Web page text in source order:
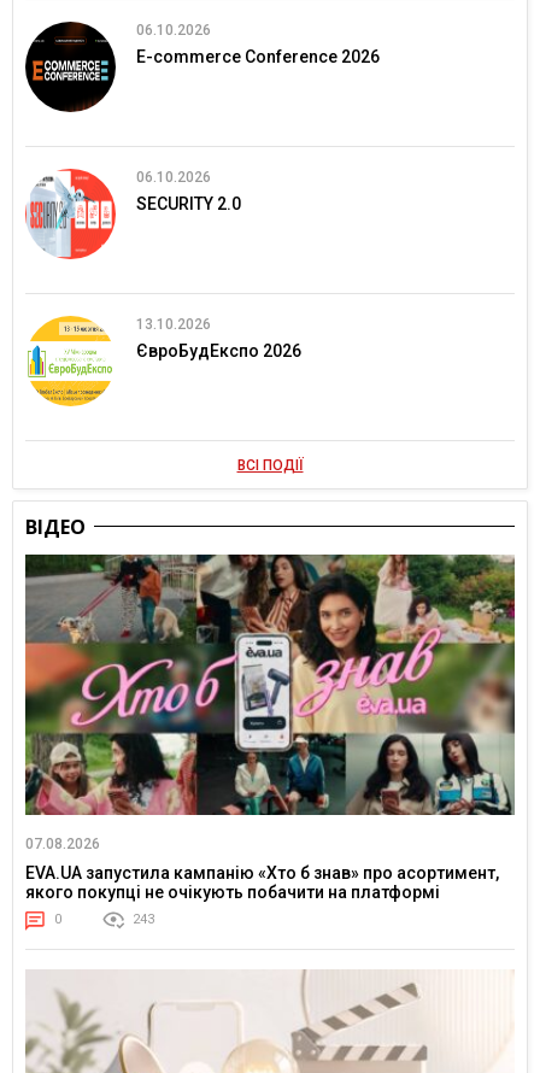
06.10.2026
E-commerce Conference 2026
06.10.2026
SECURITY 2.0
13.10.2026
ЄвроБудЕкспо 2026
ВСІ ПОДІЇ
ВІДЕО
07.08.2026
EVA.UA запустила кампанію «Хто б знав» про асортимент,
якого покупці не очікують побачити на платформі
0 243